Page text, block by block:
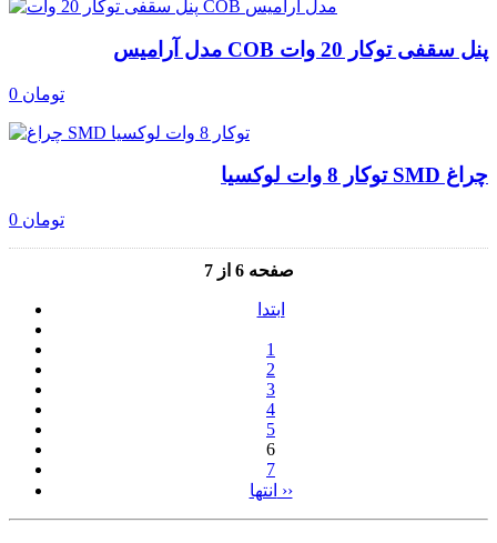
پنل سقفی توکار 20 وات COB مدل آرامیس
0 تومان
چراغ SMD توکار 8 وات لوکسیا
0 تومان
صفحه 6 از 7
ابتدا
1
2
3
4
5
6
7
انتها ››